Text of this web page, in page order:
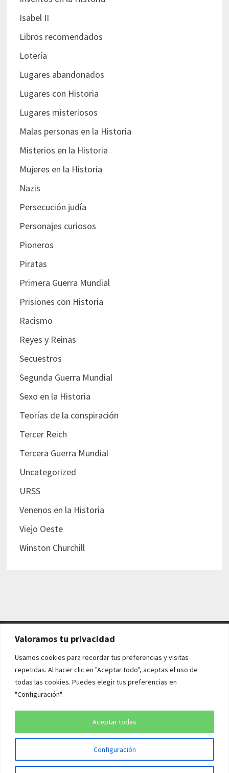
Valoramos tu privacidad
Usamos cookies para recordar tus preferencias y visitas
repetidas. Al hacer clic en "Aceptar todo", aceptas el uso de
todas las cookies. Puedes elegir tus preferencias en
"Configuración".
Configuración
Aceptar todas
Isabel II
Libros recomendados
Lotería
Lugares abandonados
Lugares con Historia
Lugares misteriosos
Malas personas en la Historia
Misterios en la Historia
Mujeres en la Historia
Nazis
Persecución judía
Personajes curiosos
Pioneros
Piratas
Primera Guerra Mundial
Prisiones con Historia
Racismo
Reyes y Reinas
Secuestros
Segunda Guerra Mundial
Sexo en la Historia
Teorías de la conspiración
Tercer Reich
Tercera Guerra Mundial
Uncategorized
URSS
Venenos en la Historia
Viejo Oeste
Winston Churchill
AVISO LEGAL Y POLÍTICAS
Aviso legal
Política de cookies
Copyright © 2026¡QUÉ HISTORIA!. Funciona conWordPressy